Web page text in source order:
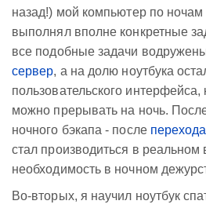
назад!) мой компьютер по
выполнял вполне конкретные
все подобные задачи
сервер, а на долю ноутбука
пользовательского
можно прерывать на ночь.
ночного бэкапа - после
стал производиться в реальном
необходимость в ночном
Во-вторых, я научил ноутбук